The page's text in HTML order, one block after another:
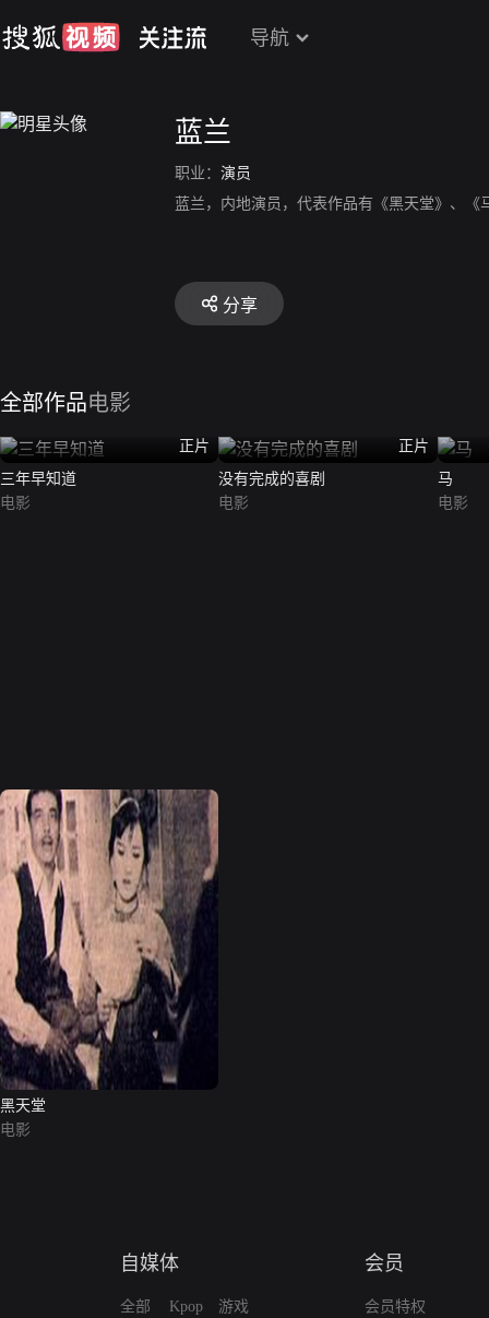
导航
蓝兰
职业： 演员
蓝兰，内地演员，代表作品有《黑天堂》、《
分享
全部作品电影
正片
三年早知道
电影
正片
没有完成的喜剧
电影
马
电影
黑天堂
电影
自媒体
全部
Kpop
游戏
会员
会员特权